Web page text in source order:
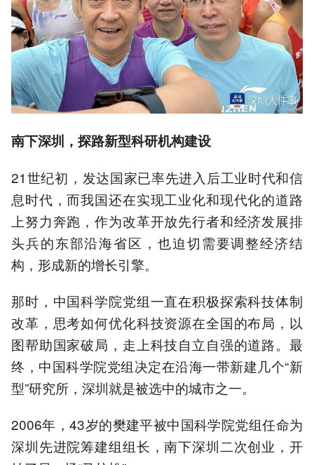
南下深圳，探路新型科研机构建设
21世纪初，发达国家已率先进入后工业时代和信
息时代，而我国还在实现工业化和现代化的道路
上努力奔跑，作为改革开放先行者和经济发展排
头兵的东部沿海省区，也迫切需要调整经济结
构，形成新的增长引擎。
那时，中国科学院党组一直在积极探索科技体制
改革，思考如何优化科技资源在全国的布局，以
图帮助国家破局，走上科技自立自强的道路。最
终，中国科学院党组决定在沿海一带新建几个“新
型”研究所，深圳就是被选中的城市之一。
2006年，43岁的樊建平被中国科学院党组任命为
深圳先进院筹建组组长，南下深圳二次创业，开